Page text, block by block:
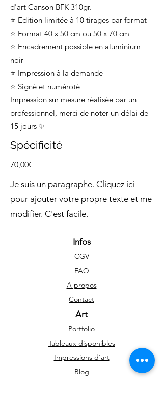
d'art Canson BFK 310gr.
⭐ Edition limitée à 10 tirages par format
⭐ Format 40 x 50 cm ou 50 x 70 cm
⭐ Encadrement possible en aluminium
noir
⭐ Impression à la demande
⭐ Signé et numéroté
Impression sur mesure réalisée par un
professionnel, merci de noter un délai de
15 jours ✨
Spécificité
70,00€
Je suis un paragraphe. Cliquez ici
pour ajouter votre propre texte et me
modifier. C'est facile.
Infos
CGV
FAQ
A propos
Contact
Art
Portfolio
Tableaux disponibles
Impressions d'art
Blog